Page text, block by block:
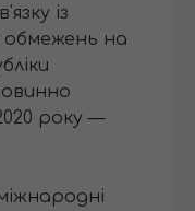
із
на
року —